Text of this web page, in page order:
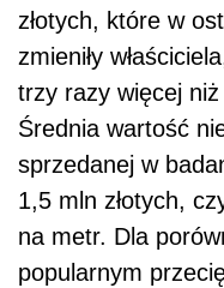
złotych, które w
zmieniły
trzy razy więcej
Średnia wartość
sprzedanej w
1,5 mln złotych,
na metr. Dla
popularnym